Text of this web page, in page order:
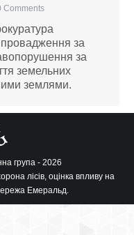
Comments
за
за
земельних
землями.
група - 2026
лісів, оцінка впливу на
Емеральд.